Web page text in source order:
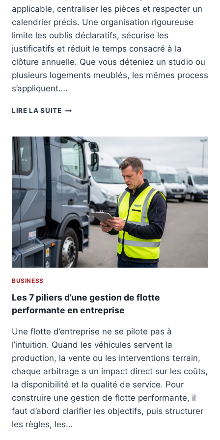
O
N
M
E
U
B
É
E
M
H
O
D
E
2
0
2
applicable, centraliser les pièces et respecter un
calendrier précis. Une organisation rigoureuse
limite les oublis déclaratifs, sécurise les
justificatifs et réduit le temps consacré à la
clôture annuelle. Que vous déteniez un studio ou
plusieurs logements meublés, les mêmes process
s’appliquent….
LIRE LA SUITEG
T
I
O
N
A
D
N
I
S
T
R
I
E
M
N
P
D
O
C
U
E
BUSINESS
Les 7 piliers d’une gestion de flotte
performante en entreprise
Une flotte d’entreprise ne se pilote pas à
l’intuition. Quand les véhicules servent la
production, la vente ou les interventions terrain,
chaque arbitrage a un impact direct sur les coûts,
la disponibilité et la qualité de service. Pour
construire une gestion de flotte performante, il
faut d’abord clarifier les objectifs, puis structurer
les règles, les…